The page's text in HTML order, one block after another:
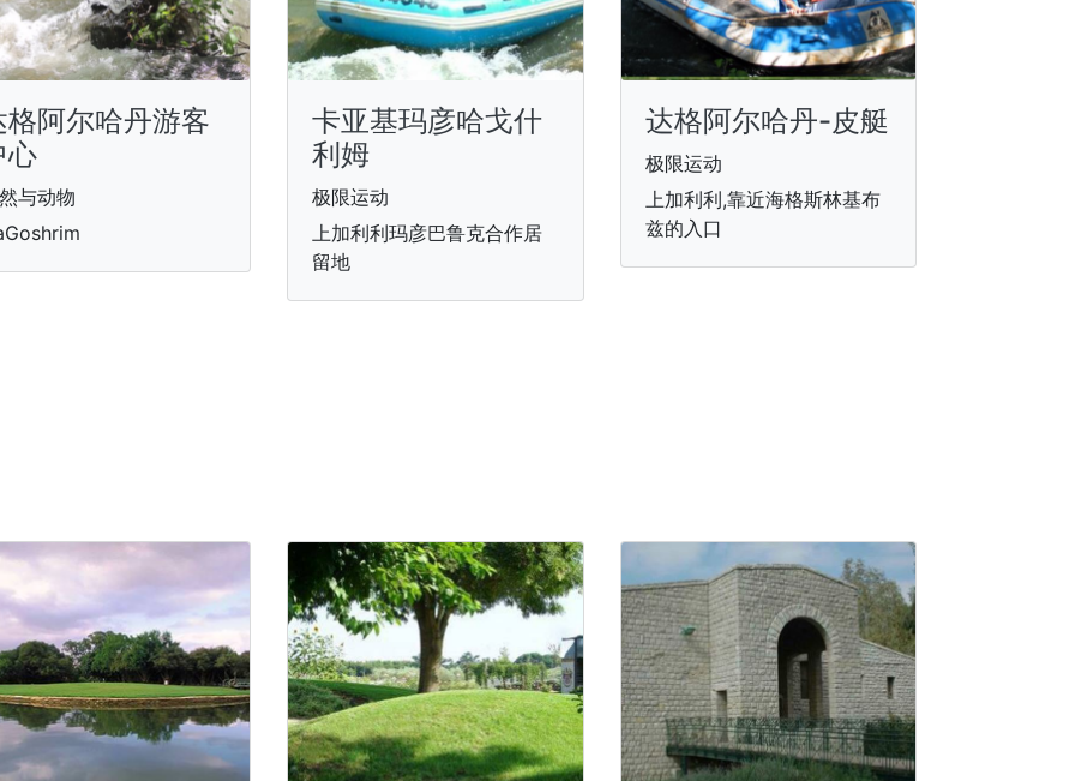
格阿尔哈丹游客
心
与动物
卡亚基玛彦哈戈什
利姆
极限运动
上加利利玛彦巴鲁克合作居
留地
达格阿尔哈丹-皮艇
极限运动
上加利利,靠近海格斯林基布
兹的入口